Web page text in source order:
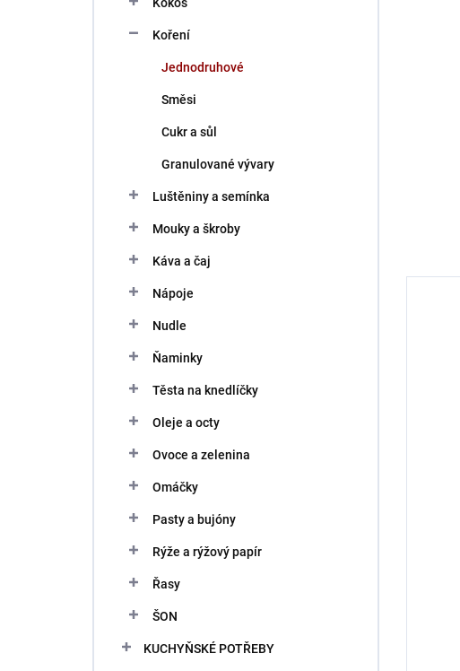
Koření
Jednodruhové
Směsi
Cukr a sůl
Granulované vývary
Luštěniny a semínka
Mouky a škroby
Káva a čaj
Nápoje
Nudle
Ňaminky
Těsta na knedlíčky
Oleje a octy
Ovoce a zelenina
Omáčky
Pasty a bujóny
Rýže a rýžový papír
Řasy
ŠON
KUCHYŇSKÉ POTŘEBY